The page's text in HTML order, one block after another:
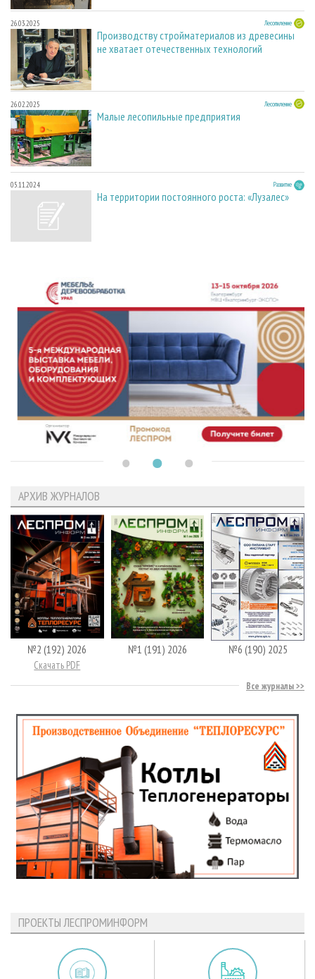
26.03.2025 Лесопиление
Производству стройматериалов из древесины
не хватает отечественных технологий
26.02.2025 Лесопиление
Малые лесопильные предприятия
05.11.2024 Развитие
На территории постоянного роста: «Лузалес»
АРХИВ ЖУРНАЛОВ
№2 (192) 2026
Скачать PDF
№1 (191) 2026 №6 (190) 2025
Все журналы
ПРОЕКТЫ ЛЕСПРОМИНФОРМ